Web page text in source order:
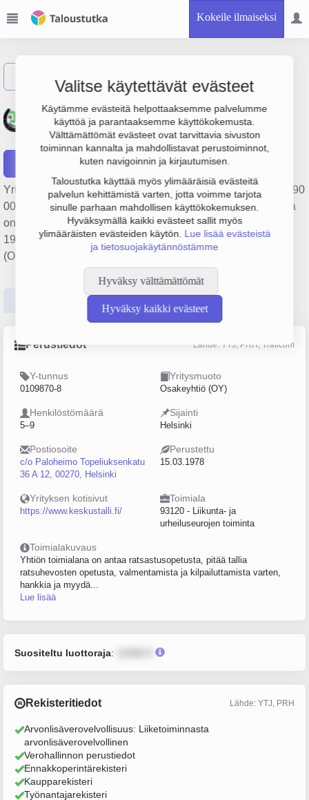
Kokeile ilmaiseksi
Valitse käytettävät evästeet
Käytämme evästeitä helpottaaksemme palvelumme
käyttöä ja parantaaksemme käyttökokemusta.
Välttämättömät evästeet ovat tarvittavia sivuston
toiminnan kannalta ja mahdollistavat perustoiminnot,
kuten navigoinnin ja kirjautumisen.
Taloustutka käyttää myös ylimääräisiä evästeitä
palvelun kehittämistä varten, jotta voimme tarjota
sinulle parhaan mahdollisen käyttökokemuksen.
Hyväksymällä kaikki evästeet sallit myös
ylimääräisten evästeiden käytön. Lue lisää evästeistä
ja tietosuojakäytännöstämme
Hyväksy välttämättömät
Hyväksy kaikki evästeet
Keskustalli O.Y. -
Centralstall A.B.
Yrityksen Keskustalli O.Y. - Centralstall A.B. liikevaihto on 490
000 €, tulos 32 000 € ja henkilöstömäärä 5. Sen päätoimiala
on Liikunta- ja urheiluseurojen toiminta, perustamisvuosi
1978 ja sijainti Helsinki. Yrityksen yhtiömuoto Osakeyhtiö
(OY).
Päättäjätiedot
Perustiedot Lähde: YTJ, PRH, Traficom
Y-tunnus
0109870-8
Yritysmuoto
Osakeyhtiö (OY)
Henkilöstömäärä
5–9
Sijainti
Helsinki
Postiosoite
c/o Paloheimo Topeliuksenkatu
36 A 12, 00270, Helsinki
Perustettu
15.03.1978
Yrityksen kotisivut
https://www.keskustalli.fi/
Toimiala
93120 - Liikunta- ja
urheiluseurojen toiminta
Toimialakuvaus
Yhtiön toimialana on antaa ratsastusopetusta, pitää tallia
ratsuhevosten opetusta, valmentamista ja kilpailuttamista varten,
hankkia ja myydä...
Lue lisää
Suositeltu luottoraja:
Rekisteritiedot Lähde: YTJ, PRH
Arvonlisäverovelvollisuus: Liiketoiminnasta
arvonlisäverovelvollinen
Verohallinnon perustiedot
Ennakkoperintärekisteri
Kaupparekisteri
Työnantajarekisteri